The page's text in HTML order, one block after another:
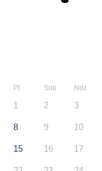
Pt Sob Ndz
1 2 3
8 9 10
15 16 17